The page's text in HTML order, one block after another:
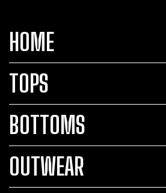
HOME
TOPS
BOTTOMS
OUTWEAR